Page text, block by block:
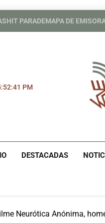
HIT PARADEMAPA DE
PM
DESTACADAS
Neurótica Anónima,